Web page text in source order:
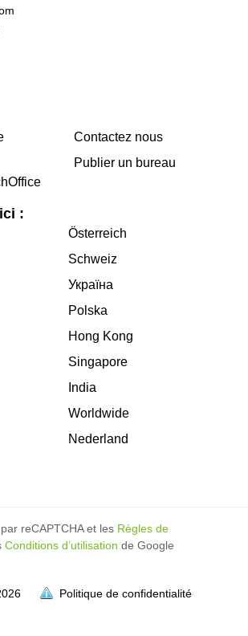
pleine.
pleine.
pleine.
pleine.
pleine.
pleine.
pleine.
pleine.
pleine.
Contactez nous
Publier un bureau
:
Österreich
Schweiz
Україна
Polska
Hong Kong
Singapore
India
Worldwide
Nederland
reCAPTCHA et les Règles de
Conditions d’utilisation de Google
Politique de confidentialité